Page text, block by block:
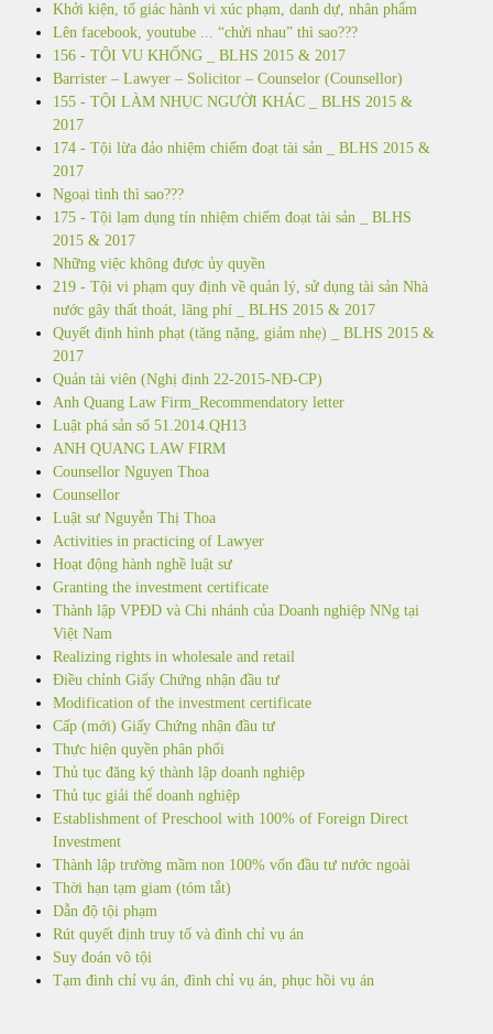
Khởi kiện, tố giác hành vi xúc phạm, danh dự, nhân phẩm
Lên facebook, youtube ... “chửi nhau” thì sao???
156 - TỘI VU KHỐNG _ BLHS 2015 & 2017
Barrister – Lawyer – Solicitor – Counselor (Counsellor)
155 - TỘI LÀM NHỤC NGƯỜI KHÁC _ BLHS 2015 &
2017
174 - Tội lừa đảo nhiệm chiếm đoạt tài sản _ BLHS 2015 &
2017
Ngoại tình thì sao???
175 - Tội lạm dụng tín nhiệm chiếm đoạt tài sản _ BLHS
2015 & 2017
Những việc không được ủy quyền
219 - Tội vi phạm quy định về quản lý, sử dụng tài sản Nhà
nước gây thất thoát, lãng phí _ BLHS 2015 & 2017
Quyết định hình phạt (tăng nặng, giảm nhẹ) _ BLHS 2015 &
2017
Quản tài viên (Nghị định 22-2015-NĐ-CP)
Anh Quang Law Firm_Recommendatory letter
Luật phá sản số 51.2014.QH13
ANH QUANG LAW FIRM
Counsellor Nguyen Thoa
Counsellor
Luật sư Nguyễn Thị Thoa
Activities in practicing of Lawyer
Hoạt động hành nghề luật sư
Granting the investment certificate
Thành lập VPĐD và Chi nhánh của Doanh nghiệp NNg tại
Việt Nam
Realizing rights in wholesale and retail
Điều chỉnh Giấy Chứng nhận đầu tư
Modification of the investment certificate
Cấp (mới) Giấy Chứng nhận đầu tư
Thực hiện quyền phân phối
Thủ tục đăng ký thành lập doanh nghiệp
Thủ tục giải thể doanh nghiệp
Establishment of Preschool with 100% of Foreign Direct
Investment
Thành lập trường mầm non 100% vốn đầu tư nước ngoài
Thời hạn tạm giam (tóm tắt)
Dẫn độ tội phạm
Rút quyết định truy tố và đình chỉ vụ án
Suy đoán vô tội
Tạm đình chỉ vụ án, đình chỉ vụ án, phục hồi vụ án